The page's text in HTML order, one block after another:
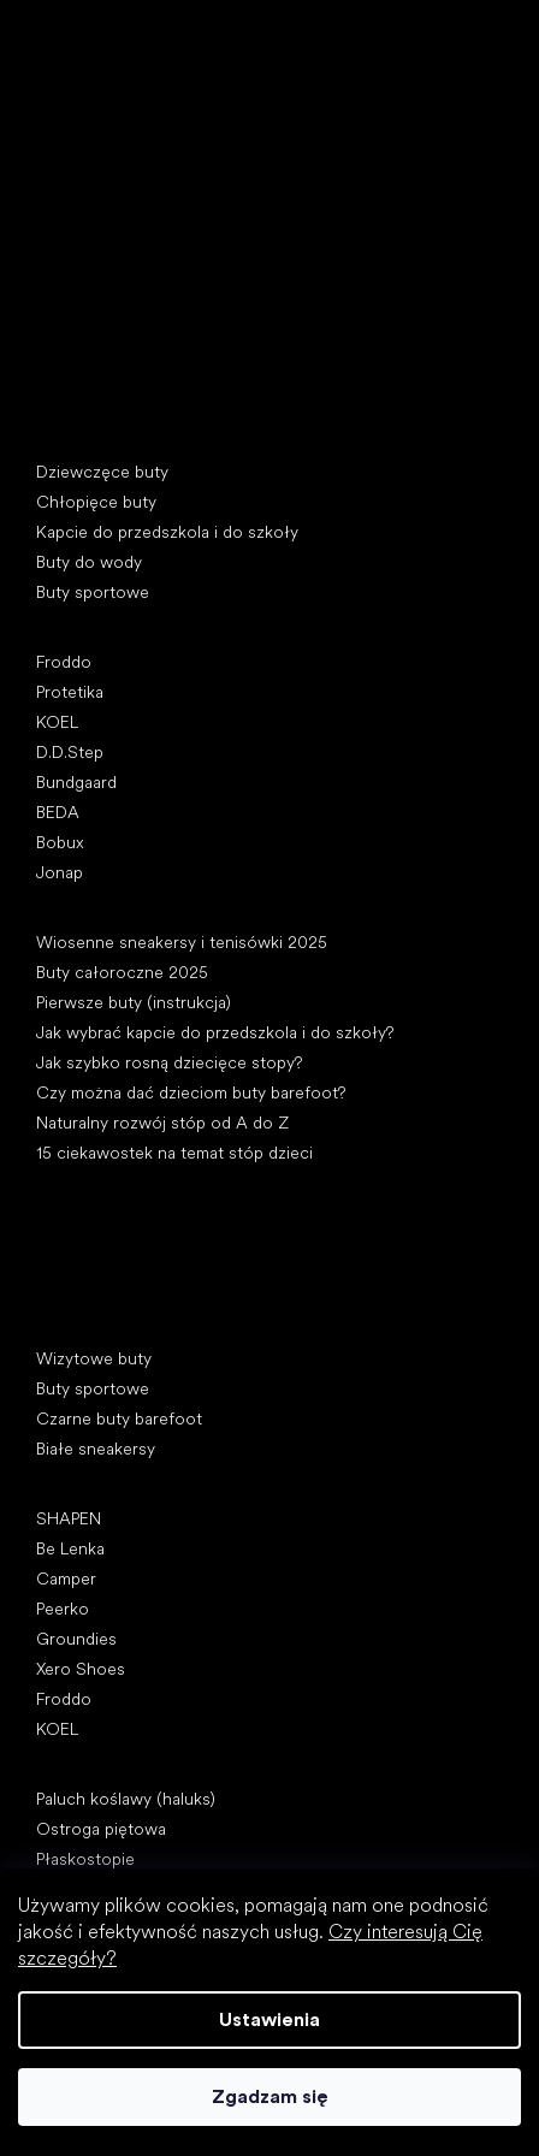
Używamy plików cookies, pomagają nam one podnosić
jakość i efektywność naszych usług. Czy interesują Cię
szczegóły?
Ustawienia
Zgadzam się
Dziewczęce buty
Chłopięce buty
Kapcie do przedszkola i do szkoły
Buty do wody
Buty sportowe
Froddo
Protetika
KOEL
D.D.Step
Bundgaard
BEDA
Bobux
Jonap
Wiosenne sneakersy i tenisówki 2025
Buty całoroczne 2025
Pierwsze buty (instrukcja)
Jak wybrać kapcie do przedszkola i do szkoły?
Jak szybko rosną dziecięce stopy?
Czy można dać dzieciom buty barefoot?
Naturalny rozwój stóp od A do Z
15 ciekawostek na temat stóp dzieci
Wizytowe buty
Buty sportowe
Czarne buty barefoot
Białe sneakersy
SHAPEN
Be Lenka
Camper
Peerko
Groundies
Xero Shoes
Froddo
KOEL
Paluch koślawy (haluks)
Ostroga piętowa
Płaskostopie
Chodzenie boso a chodzenie w butach
Buty wodoodporne
Zrozumieć buty barefoot